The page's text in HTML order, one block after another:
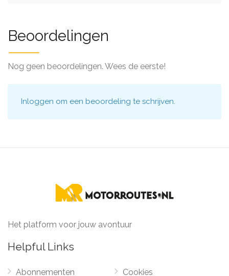
Beoordelingen
Nog geen beoordelingen. Wees de eerste!
Inloggen om een beoordeling te schrijven.
Het platform voor jouw avontuur
Helpful Links
Abonnementen Cookies